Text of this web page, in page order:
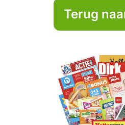
Terug